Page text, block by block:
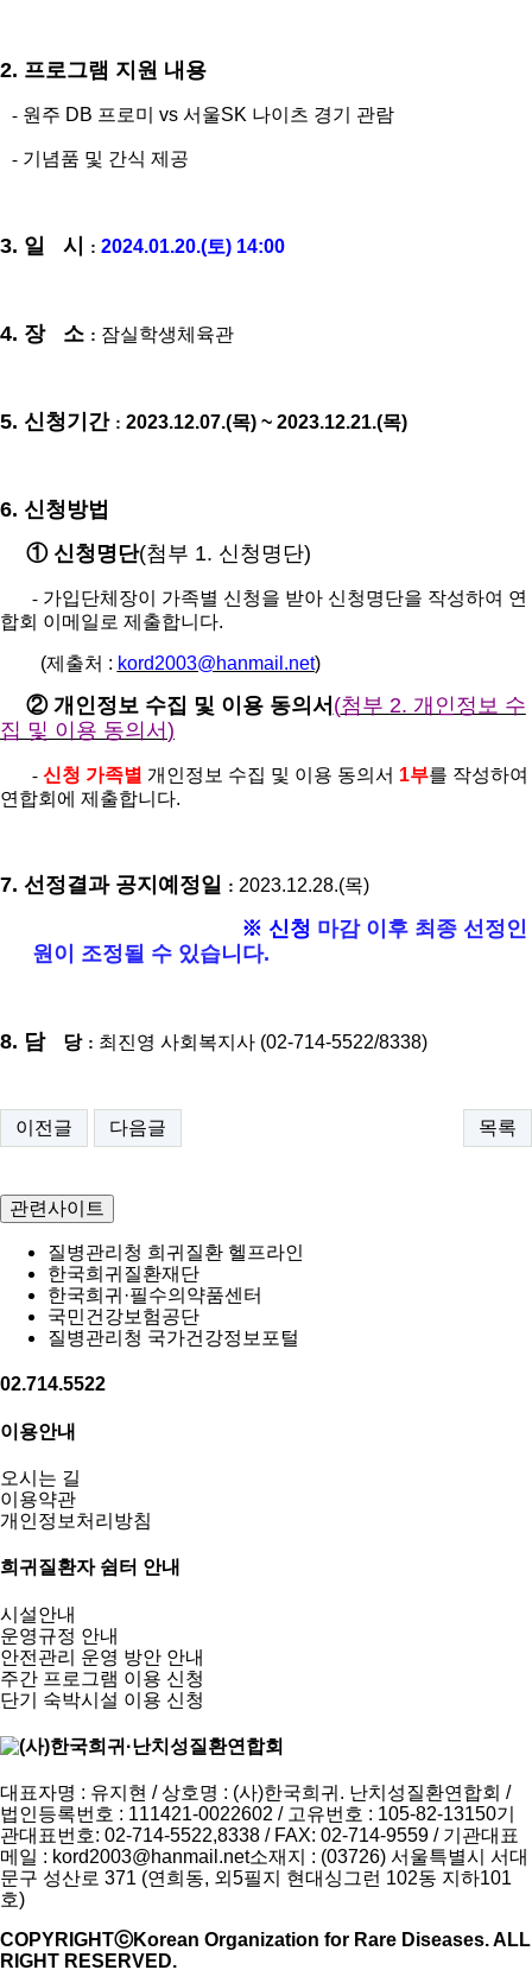
2. 프로그램 지원 내용
- 원주 DB 프로미 vs 서울SK 나이츠 경기 관람
- 기념품 및 간식 제공
3. 일 시 : 2024.01.20.(토) 14:00
4. 장 소 : 잠실학생체육관
5. 신청기간 : 2023.12.07.(목) ~ 2023.12.21.(목)
6. 신청방법
① 신청명단(첨부 1. 신청명단)
- 가입단체장이 가족별 신청을 받아 신청명단을 작성하여 연
합회 이메일로 제출합니다.
(제출처 : kord2003@hanmail.net)
② 개인정보 수집 및 이용 동의서 (첨부 2. 개인정보 수
집 및 이용 동의서 )
- 신청 가족별 개인정보 수집 및 이용 동의서 1부를 작성하여
연합회에 제출합니다.
7. 선정결과 공지예정일 : 2023.12.28.(목)
※ 신청 마감 이후 최종 선정인
원이 조정될 수 있습니다.
8. 담 당 : 최진영 사회복지사 (02-714-5522/8338)
이전글 다음글 목록
관련사이트
질병관리청 희귀질환 헬프라인
한국희귀질환재단
한국희귀·필수의약품센터
국민건강보험공단
질병관리청 국가건강정보포털
02.714.5522
이용안내
오시는 길
이용약관
개인정보처리방침
희귀질환자 쉼터 안내
시설안내
운영규정 안내
안전관리 운영 방안 안내
주간 프로그램 이용 신청
단기 숙박시설 이용 신청
대표자명 : 유지현 / 상호명 : (사)한국희귀. 난치성질환연합회 /
법인등록번호 : 111421-0022602 / 고유번호 : 105-82-13150기
관대표번호: 02-714-5522,8338 / FAX: 02-714-9559 / 기관대표
메일 : kord2003@hanmail.net소재지 : (03726) 서울특별시 서대
문구 성산로 371 (연희동, 외5필지 현대싱그런 102동 지하101
호)
COPYRIGHTⓒKorean Organization for Rare Diseases. ALL
RIGHT RESERVED.